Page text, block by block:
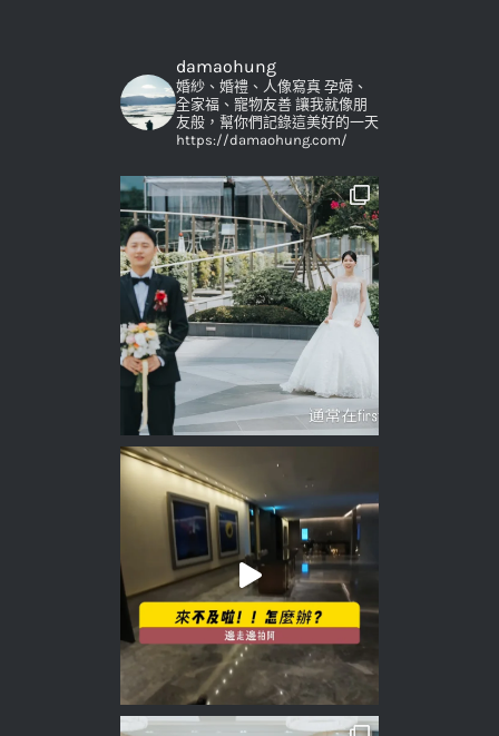
damaohung
婚紗、婚禮、人像寫真孕婦、
全家福、寵物友善讓我就像朋
友般，幫你們記錄這美好的一天
https://damaohung.com/